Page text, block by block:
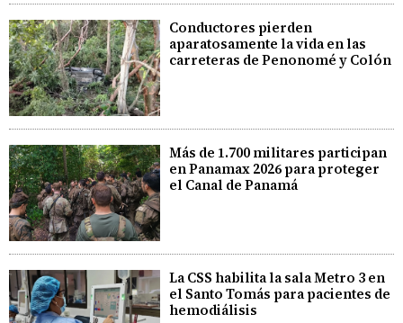
Conductores pierden
aparatosamente la vida en las
carreteras de Penonomé y Colón
Más de 1.700 militares participan
en Panamax 2026 para proteger
el Canal de Panamá
La CSS habilita la sala Metro 3 en
el Santo Tomás para pacientes de
hemodiálisis